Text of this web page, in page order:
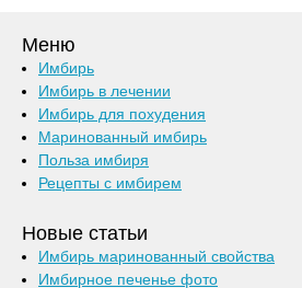
Меню
Имбирь
Имбирь в лечении
Имбирь для похудения
Маринованный имбирь
Польза имбиря
Рецепты с имбирем
Новые статьи
Имбирь маринованный свойства
Имбирное печенье фото